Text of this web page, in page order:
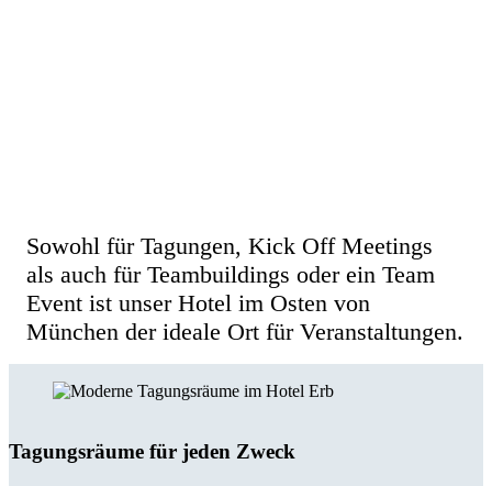
Sowohl für Tagungen, Kick Off Meetings
als auch für Teambuildings oder ein Team
Event ist unser Hotel im Osten von
München der ideale Ort für Veranstaltungen.
Tagungsräume für jeden Zweck